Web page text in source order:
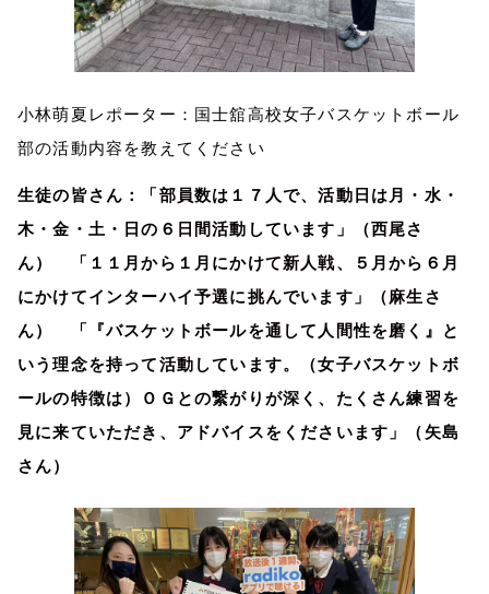
小林萌夏レポーター：国士舘高校女子バスケットボール
部の活動内容を教えてください
生徒の皆さん：「部員数は１７人で、活動日は月・水・
木・金・土・日の６日間活動しています」（西尾さ
ん） 「１１月から１月にかけて新人戦、５月から６月
にかけてインターハイ予選に挑んでいます」（麻生さ
ん） 「『バスケットボールを通して人間性を磨く』と
いう理念を持って活動しています。（女子バスケットボ
ールの特徴は）ＯＧとの繋がりが深く、たくさん練習を
見に来ていただき、アドバイスをくださいます」（矢島
さん）